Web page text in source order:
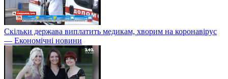
Скільки держава виплатить медикам, хворим на коронавірус
— Економічні новини